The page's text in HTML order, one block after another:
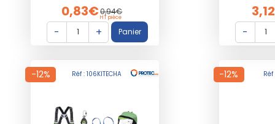
0,83€0,94€
HT pièce
-12% Réf : 106KITECHA -12%